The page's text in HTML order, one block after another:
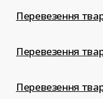
Перевезення
Перевезення
Перевезення